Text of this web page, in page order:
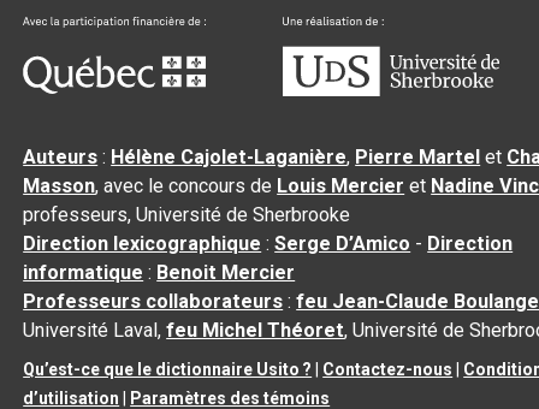
Auteurs : Hélène Cajolet-Laganière, Pierre Martel et
Masson, avec le concours de Louis Mercier et Nadine
professeurs, Université de Sherbrooke
Direction lexicographique :Serge D’Amico - Direction
informatique : Benoit Mercier
Professeurs collaborateurs :feu Jean-Claude
Université Laval,feu Michel Théoret, Université de
Qu’est-ce que le dictionnaire Usito ? Contactez-nous
d’utilisation
Paramètres des témoins